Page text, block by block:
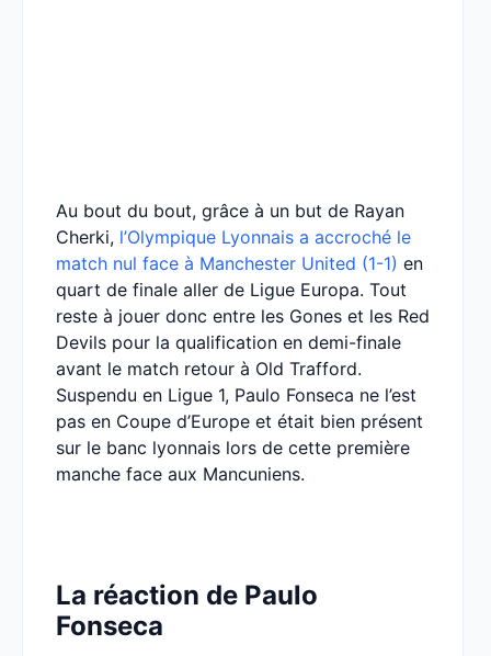
Au bout du bout, grâce à un but de Rayan
Cherki, l’Olympique Lyonnais a accroché le
match nul face à Manchester United (1-1) en
quart de finale aller de Ligue Europa. Tout
reste à jouer donc entre les Gones et les Red
Devils pour la qualification en demi-finale
avant le match retour à Old Trafford.
Suspendu en Ligue 1, Paulo Fonseca ne l’est
pas en Coupe d’Europe et était bien présent
sur le banc lyonnais lors de cette première
manche face aux Mancuniens.
La réaction de Paulo
Fonseca